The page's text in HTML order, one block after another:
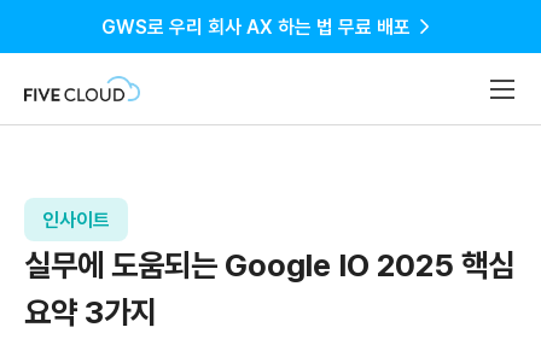
GWS로 우리 회사 AX 하는 법 무료 배포
실무에 도움되는 Google IO 2025 핵심
요약 3가지
인사이트